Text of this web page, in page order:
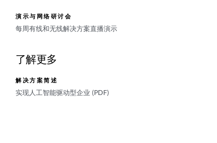
演示与网络研讨会
每周有线和无线解决方案直播演示
了解更多
解决方案简述
实现人工智能驱动型企业 (PDF)